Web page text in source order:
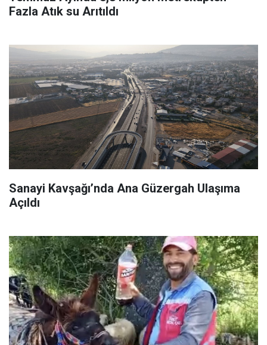
Fazla Atık su Arıtıldı
Sanayi Kavşağı’nda Ana Güzergah Ulaşıma
Açıldı